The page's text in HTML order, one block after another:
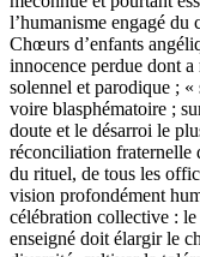
l’humanisme engagé
Chœurs d’enfants
innocence perdue dont
solennel et parodique ;
voire blasphématoire ;
doute et le désarroi le
réconciliation fraternelle
du rituel, de tous les
vision profondément
célébration collective :
enseigné doit élargir le